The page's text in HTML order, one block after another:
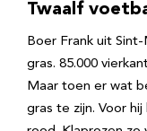
Twaalf
Boer Frank uit
gras. 85.000
Maar toen er wat
gras te zijn. Voor